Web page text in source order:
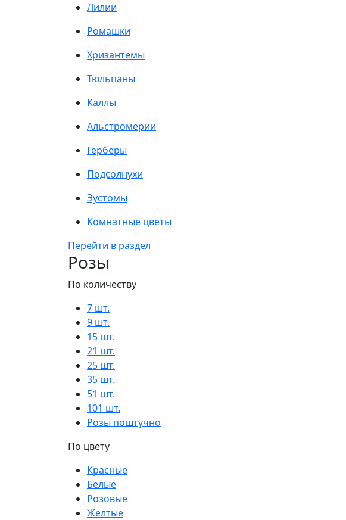
Лилии
Ромашки
Хризантемы
Тюльпаны
Каллы
Альстромерии
Герберы
Подсолнухи
Эустомы
Комнатные цветы
Перейти в раздел
Розы
По количеству
7 шт.
9 шт.
15 шт.
21 шт.
25 шт.
35 шт.
51 шт.
101 шт.
Розы поштучно
По цвету
Красные
Белые
Розовые
Желтые